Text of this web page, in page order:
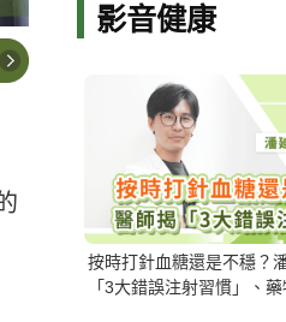
影音健康
按時打針血糖還是不穩？
「3大錯誤注射習慣」、藥